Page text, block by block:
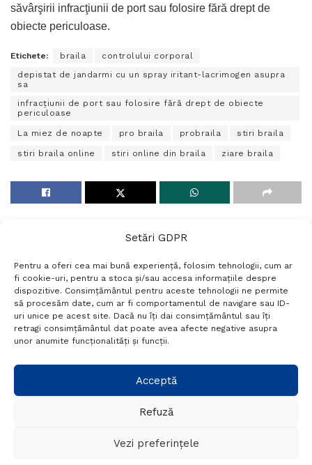
Setări GDPR
Pentru a oferi cea mai bună experiență, folosim tehnologii, cum ar
fi cookie-uri, pentru a stoca și/sau accesa informațiile despre
dispozitive. Consimțământul pentru aceste tehnologii ne permite
să procesăm date, cum ar fi comportamentul de navigare sau ID-
uri unice pe acest site. Dacă nu îți dai consimțământul sau îți
retragi consimțământul dat poate avea afecte negative asupra
unor anumite funcționalități și funcții.
Acceptă
Refuză
Vezi preferințele
săvârşirii infracţiunii de port sau folosire fără drept de
obiecte periculoase.
Etichete: braila
controlului corporal
depistat de jandarmi cu un spray iritant-lacrimogen asupra
sa
infracţiunii de port sau folosire fără drept de obiecte
periculoase
La miez de noapte pro braila probraila stiri braila
stiri braila online stiri online din braila ziare braila
Termeni si conditii
Politică de confidențialitate
Politica cookies
Setări GDPR
+40 788 760 194